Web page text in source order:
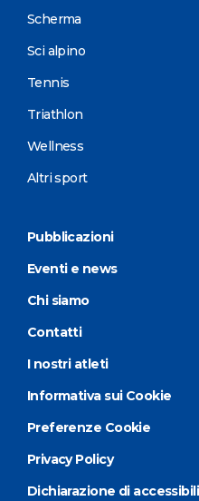
Scherma
Sci alpino
Tennis
Triathlon
Wellness
Altri sport
Pubblicazioni
Eventi e news
Chi siamo
Contatti
I nostri atleti
Informativa sui Cookie
Preferenze Cookie
Privacy Policy
Dichiarazione di